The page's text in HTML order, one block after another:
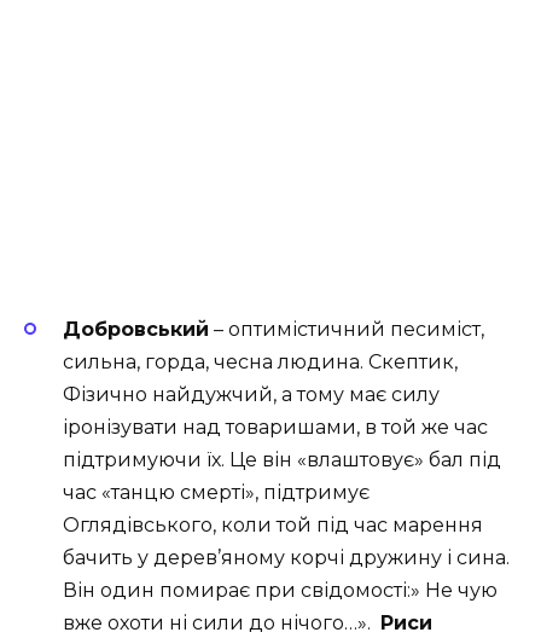
Добровський – оптимістичний песиміст,
сильна, горда, чесна людина. Скептик,
Фізично найдужчий, а тому має силу
іронізувати над товаришами, в той же час
підтримуючи їх. Це він «влаштовує» бал під
час «танцю смерті», підтримує
Оглядівського, коли той під час марення
бачить у дерев’яному корчі дружину і сина.
Він один помирає при свідомості:» Не чую
вже охоти ні сили до нічого…».
Риси